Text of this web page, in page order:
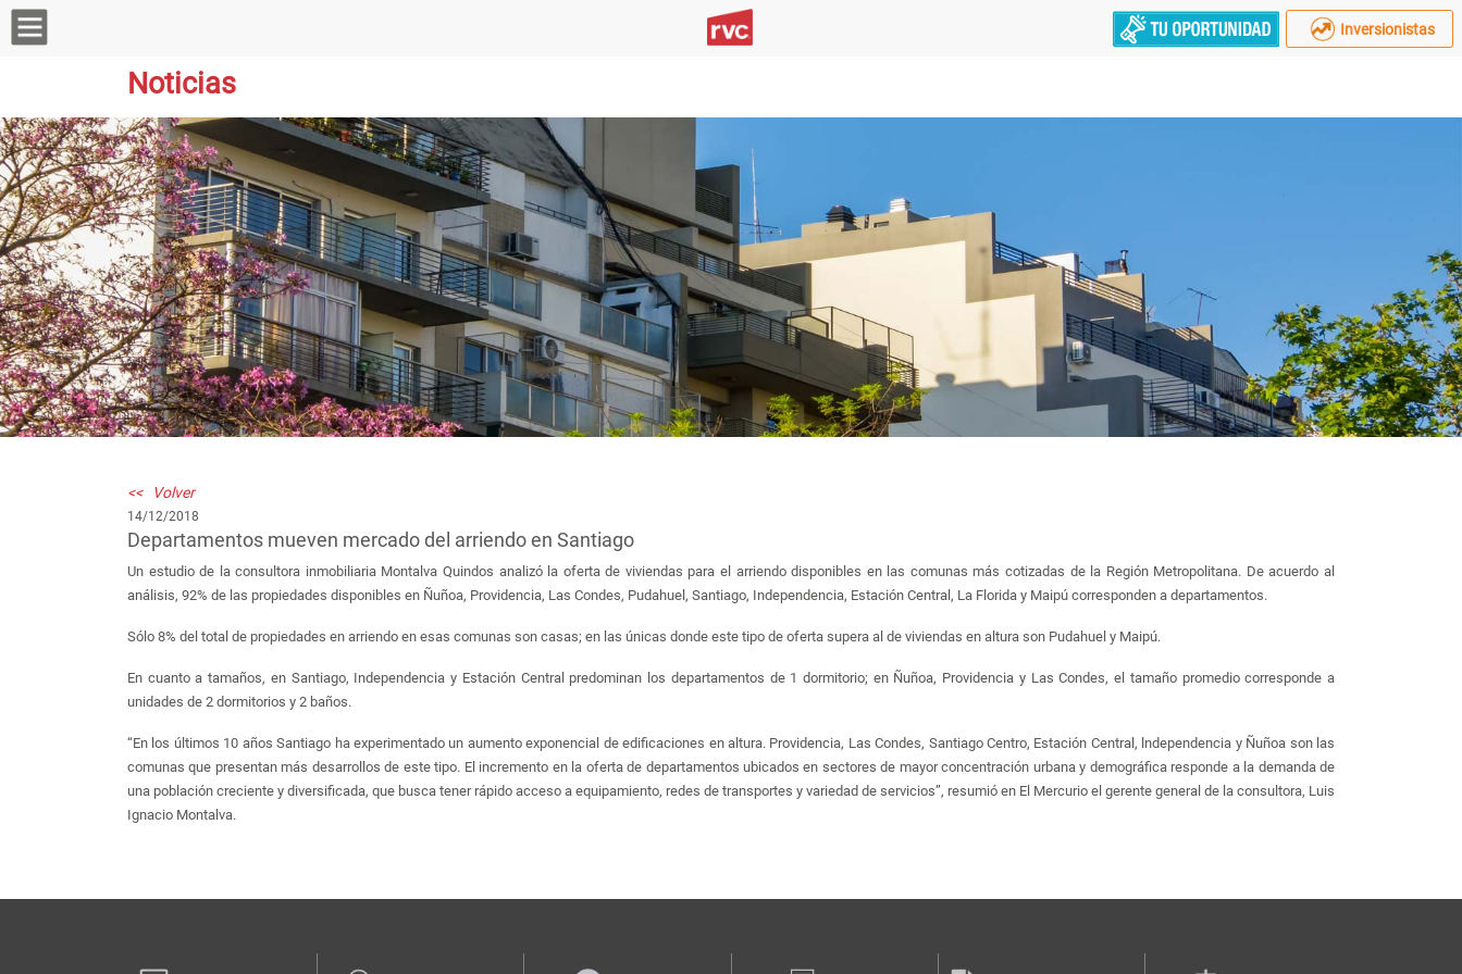
Inversionistas
Noticias
<< Volver
14/12/2018
Departamentos mueven mercado del arriendo en Santiago
Un estudio de la consultora inmobiliaria Montalva Quindos analizó la oferta de viviendas para el arriendo disponibles en las comunas más cotizadas de la Región Metropolitana. De acuerdo al
análisis, 92% de las propiedades disponibles en Ñuñoa, Providencia, Las Condes, Pudahuel, Santiago, Independencia, Estación Central, La Florida y Maipú corresponden a departamentos.
Sólo 8% del total de propiedades en arriendo en esas comunas son casas; en las únicas donde este tipo de oferta supera al de viviendas en altura son Pudahuel y Maipú.
En cuanto a tamaños, en Santiago, Independencia y Estación Central predominan los departamentos de 1 dormitorio; en Ñuñoa, Providencia y Las Condes, el tamaño promedio corresponde a
unidades de 2 dormitorios y 2 baños.
“En los últimos 10 años Santiago ha experimentado un aumento exponencial de edificaciones en altura. Providencia, Las Condes, Santiago Centro, Estación Central, lndependencia y Ñuñoa son las
comunas que presentan más desarrollos de este tipo. El incremento en la oferta de departamentos ubicados en sectores de mayor concentración urbana y demográfica responde a la demanda de
una población creciente y diversificada, que busca tener rápido acceso a equipamiento, redes de transportes y variedad de servicios”, resumió en El Mercurio el gerente general de la consultora, Luis
Ignacio Montalva.